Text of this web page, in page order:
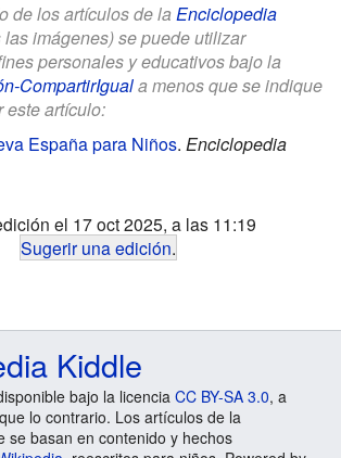
de los artículos de la Enciclopedia
imágenes) se puede utilizar
personales y educativos bajo la
CompartirIguala menos que se indique
este artículo:
España para Niños. Enciclopedia
el 17 oct 2025, a las 11:19
Sugerir una edición.
Kiddle
bajo la licencia CC BY-SA 3.0, a
lo contrario. Los artículos de la
se basan en contenido y hechos